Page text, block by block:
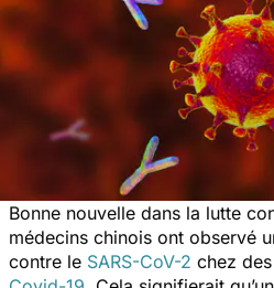
Bonne nouvelle dans la lutte
médecins chinois ont observé
contre le SARS-CoV-2 chez